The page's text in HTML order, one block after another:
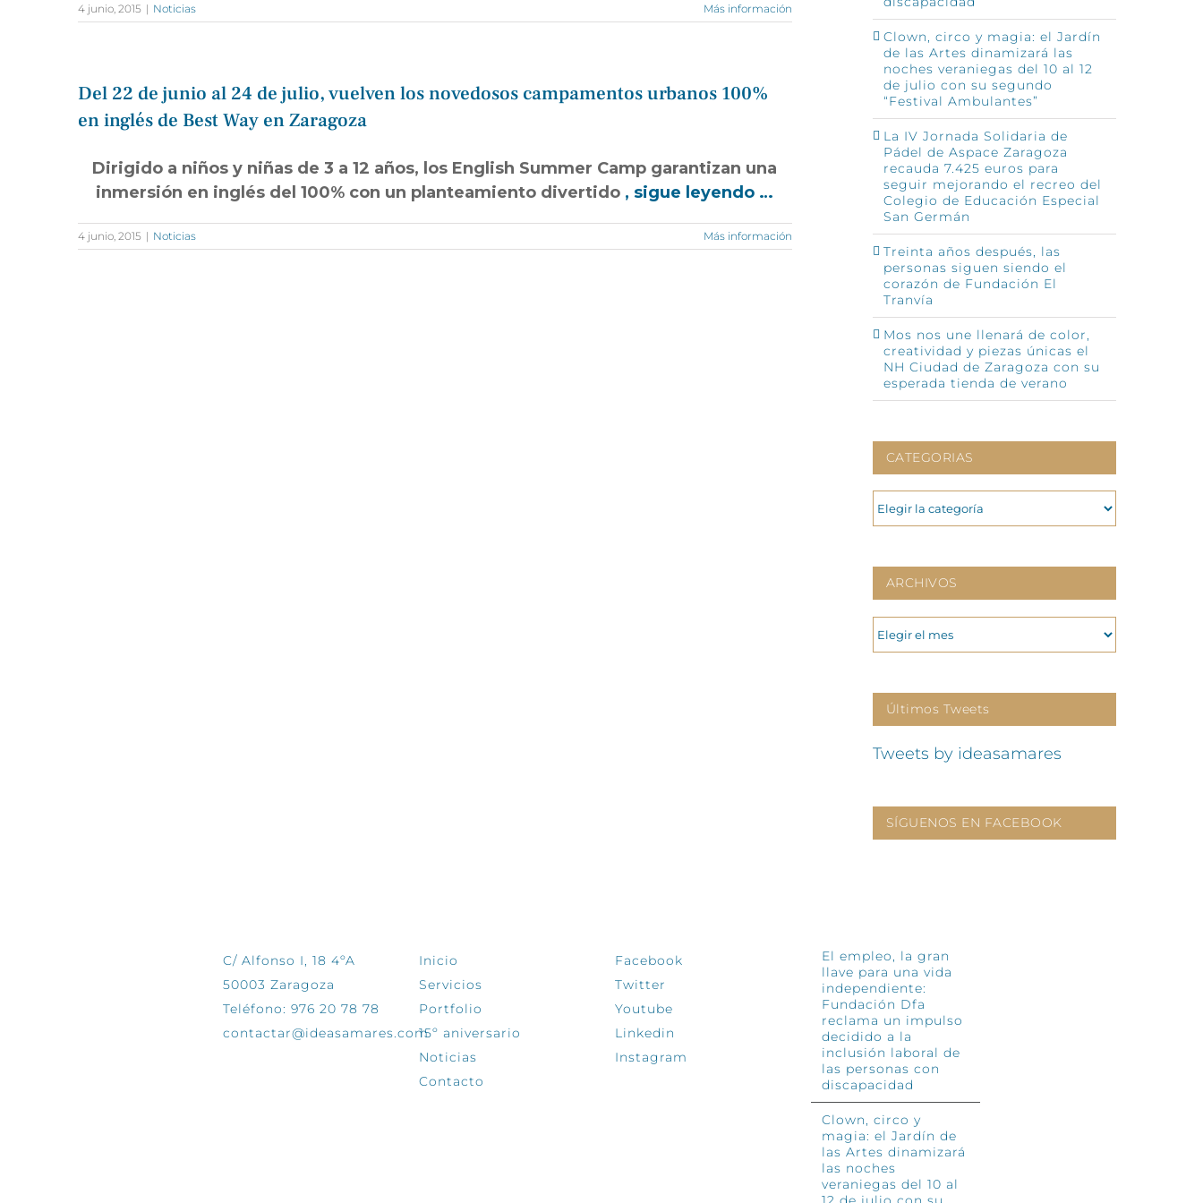
4 junio, 2015 | Noticias Más información
​Del 22 de junio al 24 de julio, vuelven los novedosos campamentos urbanos 100%
en inglés de Best Way en Zaragoza
Dirigido a niños y niñas de 3 a 12 años, los English Summer Camp garantizan una
inmersión en inglés del 100% con un planteamiento divertido , sigue leyendo …
4 junio, 2015 | Noticias Más información
Clown, circo y magia: el Jardín
de las Artes dinamizará las
noches veraniegas del 10 al 12
de julio con su segundo
“Festival Ambulantes”
La IV Jornada Solidaria de
Pádel de Aspace Zaragoza
recauda 7.425 euros para
seguir mejorando el recreo del
Colegio de Educación Especial
San Germán
Treinta años después, las
personas siguen siendo el
corazón de Fundación El
Tranvía
Mos nos une llenará de color,
creatividad y piezas únicas el
NH Ciudad de Zaragoza con su
esperada tienda de verano
CATEGORIAS
CATEGORIAS
ARCHIVOS
ARCHIVOS
Últimos Tweets
Tweets by ideasamares
SÍGUENOS EN FACEBOOK
C/ Alfonso I, 18 4ºA
50003 Zaragoza
Teléfono: 976 20 78 78
contactar@ideasamares.com
Inicio
Servicios
Portfolio
15º aniversario
Noticias
Contacto
Facebook
Twitter
Youtube
Linkedin
Instagram
El empleo, la gran
llave para una vida
independiente:
Fundación Dfa
reclama un impulso
decidido a la
inclusión laboral de
las personas con
discapacidad
Clown, circo y
magia: el Jardín de
las Artes dinamizará
las noches
veraniegas del 10 al